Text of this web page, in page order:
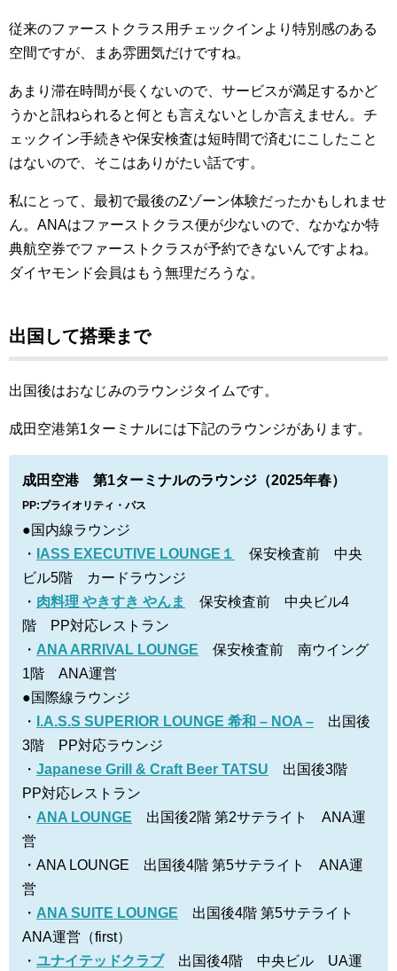
従来のファーストクラス用チェックインより特別感のある
空間ですが、まあ雰囲気だけですね。
あまり滞在時間が長くないので、サービスが満足するかど
うかと訊ねられると何とも言えないとしか言えません。チ
ェックイン手続きや保安検査は短時間で済むにこしたこと
はないので、そこはありがたい話です。
私にとって、最初で最後のZゾーン体験だったかもしれませ
ん。ANAはファーストクラス便が少ないので、なかなか特
典航空券でファーストクラスが予約できないんですよね。
ダイヤモンド会員はもう無理だろうな。
出国して搭乗まで
出国後はおなじみのラウンジタイムです。
成田空港第1ターミナルには下記のラウンジがあります。
成田空港 第1ターミナルのラウンジ（2025年春）
PP:プライオリティ・パス
●国内線ラウンジ
・ IASS EXECUTIVE LOUNGE１
保安検査前 中央
ビル5階 カードラウンジ
・ 肉料理 やきすき やんま
保安検査前 中央ビル4
階 PP対応レストラン
・ ANA ARRIVAL LOUNGE 保安検査前 南ウイング
1階 ANA運営
●国際線ラウンジ
・
I.A.S.S SUPERIOR LOUNGE 希和 – NOA – 出国後
3階 PP対応ラウンジ
・ Japanese Grill & Craft Beer TATSU 出国後3階
PP対応レストラン
・ ANA LOUNGE 出国後2階 第2サテライト ANA運
営
・ANA LOUNGE 出国後4階 第5サテライト ANA運
営
・ ANA SUITE LOUNGE 出国後4階 第5サテライト
ANA運営（first）
・ ユナイテッドクラブ出国後4階 中央ビル UA運